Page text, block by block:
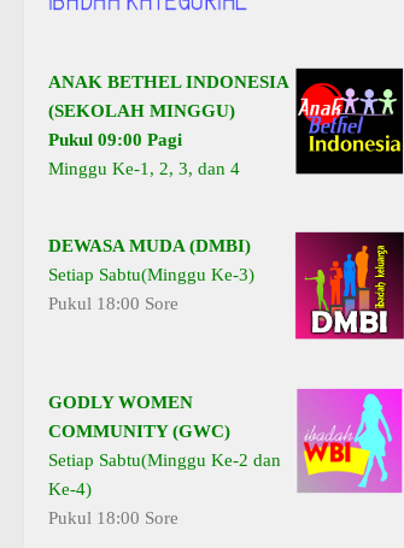
ANAK BETHEL INDONESIA
(SEKOLAH MINGGU)
Pukul 09:00 Pagi
Minggu Ke-1, 2, 3, dan 4
DEWASA MUDA (DMBI)
Setiap Sabtu(Minggu Ke-3)
Pukul 18:00 Sore
GODLY WOMEN
COMMUNITY (GWC)
Setiap Sabtu(Minggu Ke-2 dan
Ke-4)
Pukul 18:00 Sore